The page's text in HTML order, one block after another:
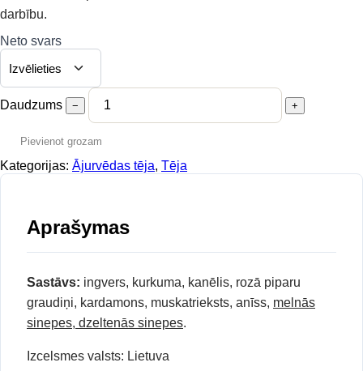
darbību.
Neto svars
Daudzums − +
Pievienot grozam
Kategorijas: Ājurvēdas tēja, Tēja
Aprašymas
Sastāvs: ingvers, kurkuma, kanēlis, rozā piparu
graudiņi, kardamons, muskatrieksts, anīss, melnās
sinepes, dzeltenās sinepes.
Izcelsmes valsts: Lietuva